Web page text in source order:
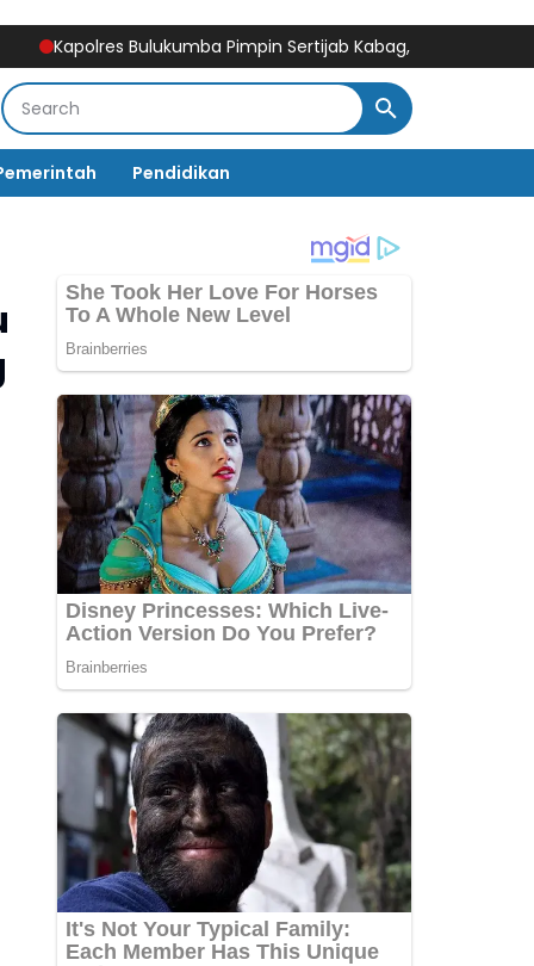
Bulukumba Pimpin Sertijab Kabag, Kasat, Kapolsek,
Pendidikan